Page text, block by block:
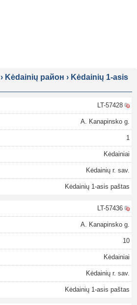
› Kėdainių район › Kėdainių 1-asis
LT-57428
A. Kanapinsko g.
1
Kėdainiai
Kėdainių r. sav.
Kėdainių 1-asis paštas
LT-57436
A. Kanapinsko g.
10
Kėdainiai
Kėdainių r. sav.
Kėdainių 1-asis paštas